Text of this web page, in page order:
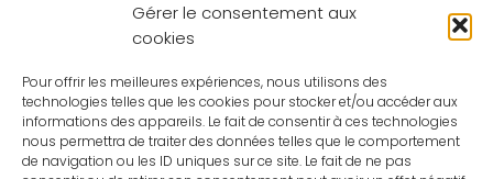
Gérer le consentement aux
cookies
Pour offrir les meilleures expériences, nous utilisons des
technologies telles que les cookies pour stocker et/ou accéder aux
informations des appareils. Le fait de consentir à ces technologies
nous permettra de traiter des données telles que le comportement
de navigation ou les ID uniques sur ce site. Le fait de ne pas